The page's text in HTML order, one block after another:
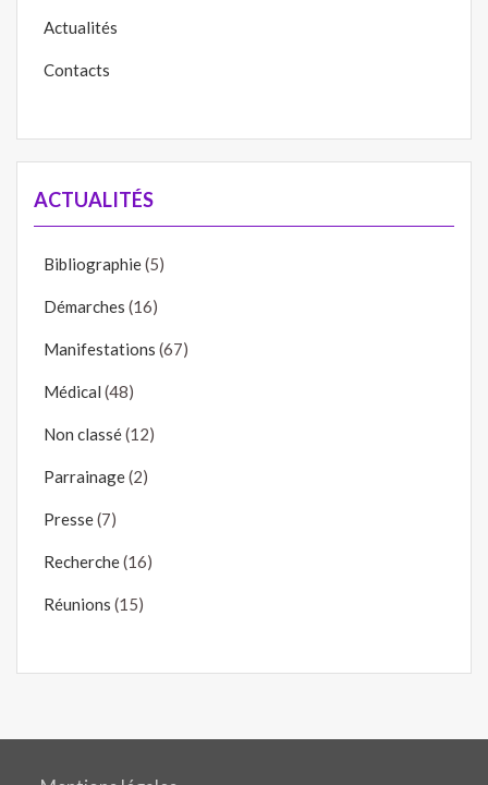
Actualités
Contacts
ACTUALITÉS
Bibliographie(5)
Démarches (16)
Manifestations (67)
Médical (48)
Non classé(12)
Parrainage(2)
Presse(7)
Recherche(16)
Réunions (15)